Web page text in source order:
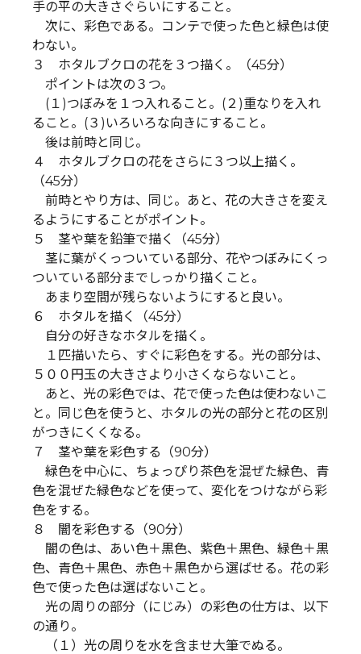
手の平の大きさぐらいにすること。
次に、彩色である。コンテで使った色と緑色は使
わない。
３ ホタルブクロの花を３つ描く。（45分）
ポイントは次の３つ。
(１)つぼみを１つ入れること。(２)重なりを入れ
ること。(３)いろいろな向きにすること。
後は前時と同じ。
４ ホタルブクロの花をさらに３つ以上描く。
（45分）
前時とやり方は、同じ。あと、花の大きさを変え
るようにすることがポイント。
５ 茎や葉を鉛筆で描く（45分）
茎に葉がくっついている部分、花やつぼみにくっ
ついている部分までしっかり描くこと。
あまり空間が残らないようにすると良い。
６ ホタルを描く（45分）
自分の好きなホタルを描く。
１匹描いたら、すぐに彩色をする。光の部分は、
５００円玉の大きさより小さくならないこと。
あと、光の彩色では、花で使った色は使わないこ
と。同じ色を使うと、ホタルの光の部分と花の区別
がつきにくくなる。
７ 茎や葉を彩色する（90分）
緑色を中心に、ちょっぴり茶色を混ぜた緑色、青
色を混ぜた緑色などを使って、変化をつけながら彩
色をする。
８ 闇を彩色する（90分）
闇の色は、あい色＋黒色、紫色＋黒色、緑色＋黒
色、青色＋黒色、赤色＋黒色から選ばせる。花の彩
色で使った色は選ばないこと。
光の周りの部分（にじみ）の彩色の仕方は、以下
の通り。
（１）光の周りを水を含ませ大筆でぬる。